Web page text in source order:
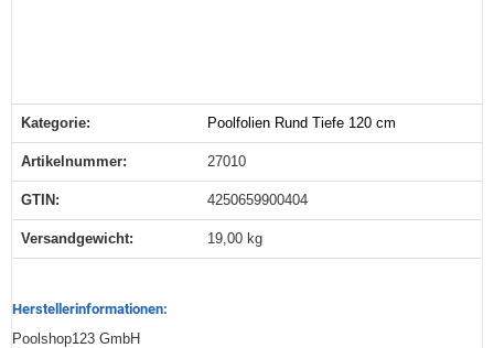
Produkteigenschaft
Wert
Kategorie: Poolfolien Rund Tiefe 120 cm
Artikelnummer: 27010
GTIN: 4250659900404
Versandgewicht‍: 19,00 kg
Herstellerinformationen:
Poolshop123 GmbH